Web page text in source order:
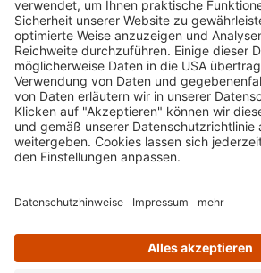
Standorte & Öffnungszeiten
anmelden & ausleihen
Ausbildung & Karriere
Impressum Datenschutz
literaturportal-bayern.de